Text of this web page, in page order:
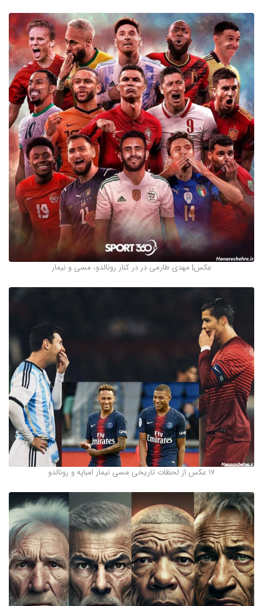
عکس| مهدی طارمی در در کنار رونالدو، مسی و نیمار
17 عکس از لحظات تاریخی مسی نیمار امباپه و رونالدو